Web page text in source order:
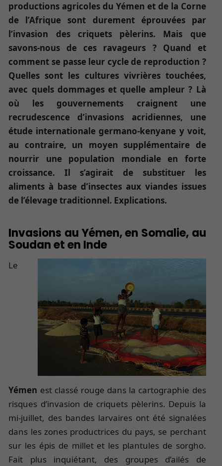
productions agricoles du Yémen et de la Corne
de l’Afrique sont durement éprouvées par
l’invasion des criquets pèlerins. Mais que
savons-nous de ces ravageurs ? Quand et
comment se passe leur cycle de reproduction ?
Quelles sont les cultures vivrières touchées,
avec quels dommages et quelle ampleur ? Là
où les gouvernements craignent une
recrudescence d’invasions acridiennes, une
étude internationale germano-kenyane y voit,
au contraire, un moyen supplémentaire de
nourrir une population mondiale en forte
croissance. Il s’agirait de substituer les
aliments à base d’insectes aux viandes issues
de l’élevage traditionnel. Explications.
Invasions au Yémen, en Somalie, au
Soudan et en Inde
Le
Yémen est classé rouge dans la cartographie des
risques d’invasion de criquets pèlerins. Depuis la
mi-juillet, des bandes larvaires ont été signalées
dans les zones productrices du pays, se perchant
sur les épis de millet et les plantules de sorgho.
Fait plus inquiétant, des groupes d’ailés de